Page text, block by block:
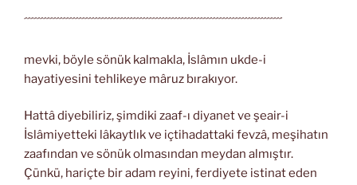
´´´´´´´´´´´´´´´´´´´´´´´´´´´´´´´´´´´´´´´´´´´´´´´´´´´´´´´´´´´´´´´´´´´´´´´´´´´´´´´´´
mevki, böyle sönük kalmakla, İslâmın ukde-i
hayatiyesini tehlikeye mâruz bırakıyor.
Hattâ diyebiliriz, şimdiki zaaf-ı diyanet ve şeair-i
İslâmiyetteki lâkaytlık ve içtihadattaki fevzâ, meşihatın
zaafından ve sönük olmasından meydan almıştır.
Çünkü, hariçte bir adam reyini, ferdiyete istinat eden